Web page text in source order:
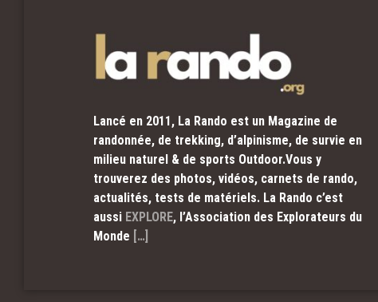
Lancé en 2011, La Rando est un Magazine de
randonnée, de trekking, d’alpinisme, de survie en
milieu naturel & de sports Outdoor.Vous y
trouverez des photos, vidéos, carnets de rando,
actualités, tests de matériels. La Rando c’est
aussi EXPLORE, l’Association des Explorateurs du
Monde […]